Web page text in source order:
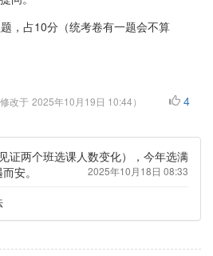
，占10分（统考卷有一题会不算
修改于 2025年10月19日 10:44）
4
证两个班选课人数变化），今年选满
安。
2025年10月18日 08:33